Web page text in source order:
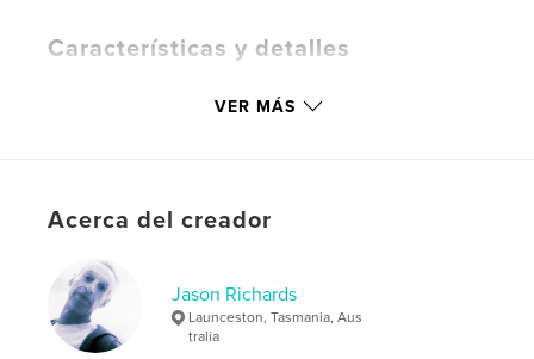
Características y detalles
IdiomaEnglish
Palabras clave
Street Photography
VER MÁS
Acerca del creador
Jason Richards
Launceston, Tasmania, Aus
tralia